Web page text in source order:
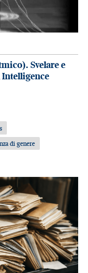
Svelare e
Intelligence
di genere